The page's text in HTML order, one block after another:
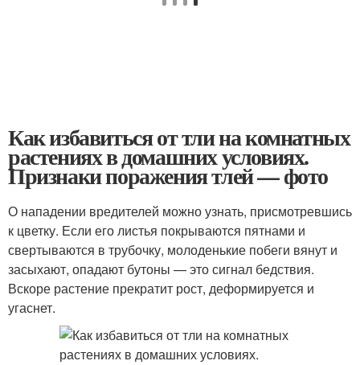
Как избавиться от тли на комнатных
растениях в домашних условиях.
Признаки поражения тлей — фото
О нападении вредителей можно узнать, присмотревшись
к цветку. Если его листья покрываются пятнами и
свертываются в трубочку, молоденькие побеги вянут и
засыхают, опадают бутоны — это сигнал бедствия.
Вскоре растение прекратит рост, деформируется и
угаснет.